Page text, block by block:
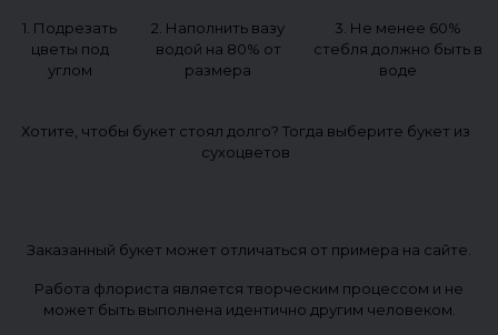
1. Подрезать
цветы под
углом
2. Наполнить вазу
водой на 80% от
размера
3. Не менее 60%
стебля должно быть в
воде
Хотите, чтобы букет стоял долго? Тогда выберите букет из
сухоцветов
Заказанный букет может отличаться от примера на сайте.
Работа флориста является творческим процессом и не
может быть выполнена идентично другим человеком.